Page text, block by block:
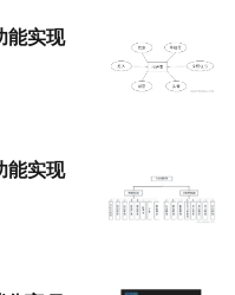
能实现
能实现